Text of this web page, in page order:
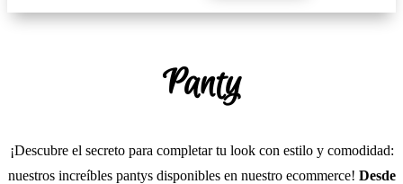
Panty
¡Descubre el secreto para completar tu look con estilo y comodidad:
nuestros increíbles pantys disponibles en nuestro ecommerce! Desde